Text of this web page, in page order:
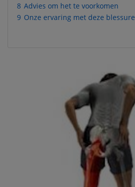
8 Advies om het te voorkomen
9 Onze ervaring met deze blessure